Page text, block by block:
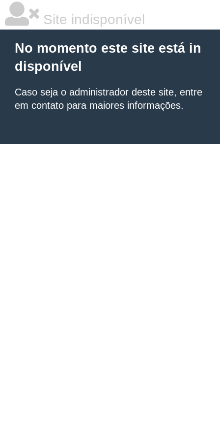
Site indisponível
No momento este site está in
disponível
Caso seja o administrador deste site, entre
em contato para maiores informações.